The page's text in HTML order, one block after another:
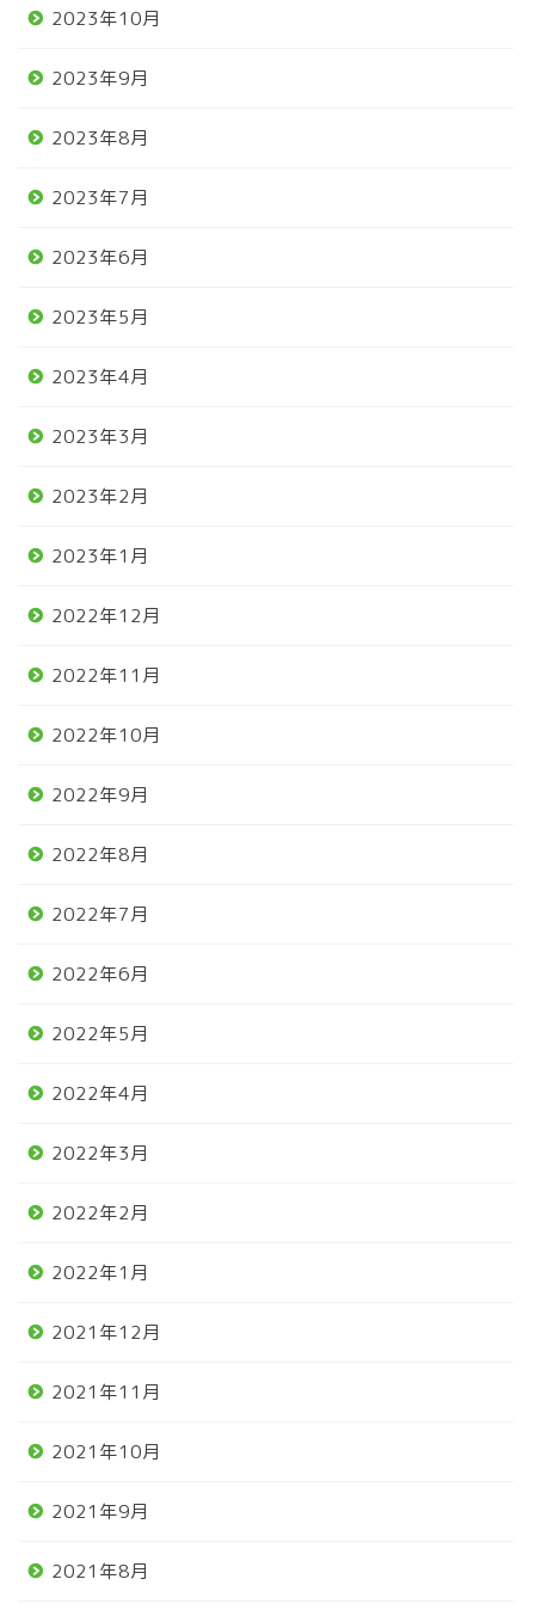
2023年10月
2023年9月
2023年8月
2023年7月
2023年6月
2023年5月
2023年4月
2023年3月
2023年2月
2023年1月
2022年12月
2022年11月
2022年10月
2022年9月
2022年8月
2022年7月
2022年6月
2022年5月
2022年4月
2022年3月
2022年2月
2022年1月
2021年12月
2021年11月
2021年10月
2021年9月
2021年8月